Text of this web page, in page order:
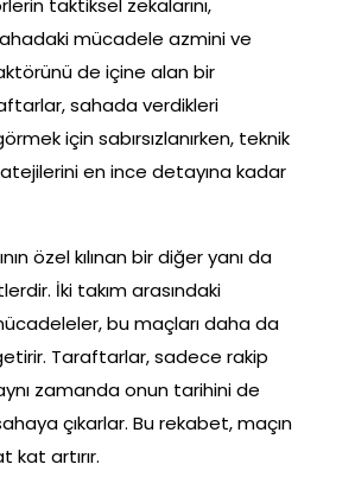
taktiksel zekalarını,
mücadele azmini ve
de içine alan bir
sahada verdikleri
için sabırsızlanırken, teknik
en ince detayına kadar
özel kılınan bir diğer yanı da
İki takım arasındaki
bu maçları daha da
Taraftarlar, sadece rakip
zamanda onun tarihini de
çıkarlar. Bu rekabet, maçın
kat artırır.